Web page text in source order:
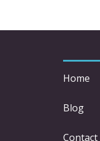
Home
Blog
Contact